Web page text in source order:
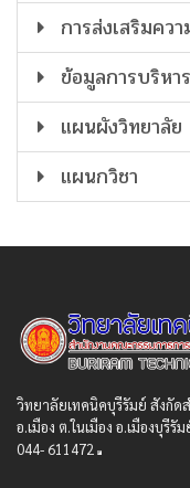
การส่งเสริมควา
ข้อมูลการบริหา
แผนผังวิทยาลัย
แผนกวิชา
วิทยาลัยเทคนิคบุรีรัมย์ สังกัด
อ.เมือง ต.ในเมือง อ.เมืองบุรี
044- 611472